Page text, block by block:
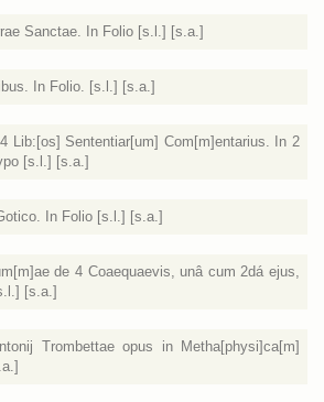
Sanctae. In Folio [s.l.] [s.a.]
In Folio. [s.l.] [s.a.]
Lib:[os] Sententiar[um] Com[m]entarius. In 2
[s.l.] [s.a.]
In Folio [s.l.] [s.a.]
de 4 Coaequaevis, unâ cum 2dá ejus,
[s.a.]
Trombettae opus in Metha[physi]ca[m]